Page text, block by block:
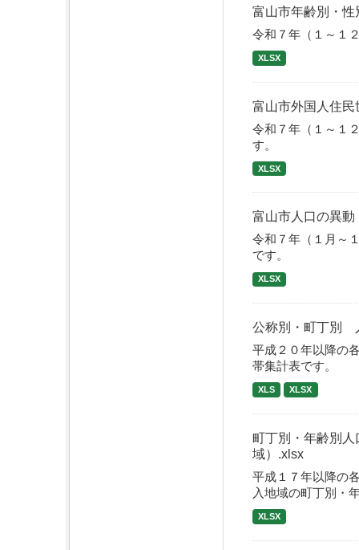
富山市年齢別・
令和７年（１～１
XLSX
富山市外国人住
令和７年（１～１
す。
XLSX
富山市人口の異動
令和７年（１月～
です。
XLSX
公称別・町丁別
平成２０年以降の
帯集計表です。
XLS XLSX
町丁別・年齢別
域）.xlsx
平成１７年以降の
入地域の町丁別・
XLSX